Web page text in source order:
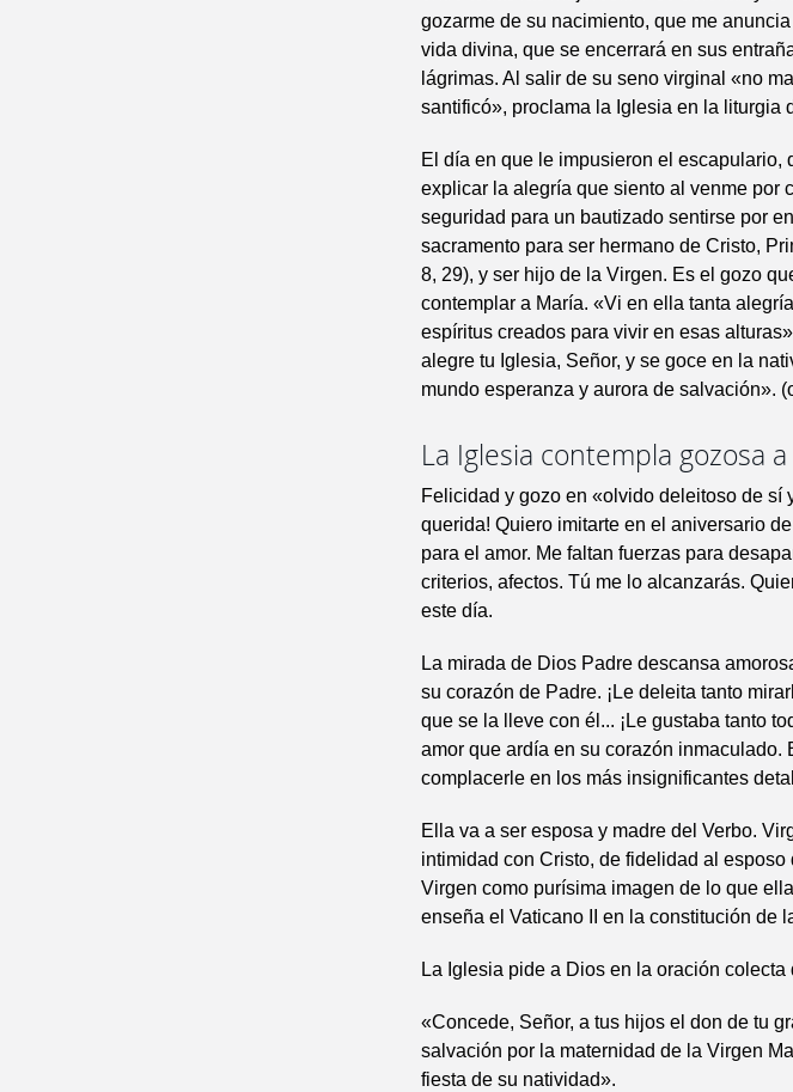
gozarme de su nacimiento, que me
vida divina, que se encerrará en sus
lágrimas. Al salir de su seno virginal «no
santificó», proclama la Iglesia en la liturgia
El día en que le impusieron el escapulario,
explicar la alegría que siento al venme por
seguridad para un bautizado sentirse por
sacramento para ser hermano de Cristo,
8, 29), y ser hijo de la Virgen. Es el gozo
contemplar a María. «Vi en ella tanta
espíritus creados para vivir en esas
alegre tu Iglesia, Señor, y se goce en la
mundo esperanza y aurora de salvación».
La Iglesia contempla gozosa
Felicidad y gozo en «olvido deleitoso de sí
querida! Quiero imitarte en el aniversario
para el amor. Me faltan fuerzas para
criterios, afectos. Tú me lo alcanzarás.
este día.
La mirada de Dios Padre descansa
su corazón de Padre. ¡Le deleita tanto
que se la lleve con él... ¡Le gustaba tanto
amor que ardía en su corazón inmaculado.
complacerle en los más insignificantes
Ella va a ser esposa y madre del Verbo.
intimidad con Cristo, de fidelidad al
Virgen como purísima imagen de lo que
enseña el Vaticano II en la constitución de
La Iglesia pide a Dios en la oración colecta
«Concede, Señor, a tus hijos el don de tu
salvación por la maternidad de la Virgen
fiesta de su natividad».